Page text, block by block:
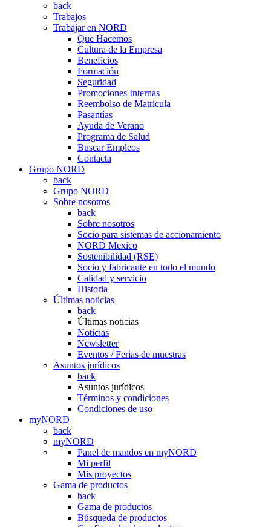
back
Trabajos
Trabajar en NORD
Que Hacemos
Cultura de la Empresa
Beneficios
Formación
Seguridad
Promociones Internas
Reembolso de Matricula
Pasantías
Ayuda de Verano
Programa de Salud
Buscar Empleos
Contacta
Grupo NORD
back
Grupo NORD
Sobre nosotros
back
Sobre nosotros
Socio para sistemas de accionamiento
NORD Mexico
Sostenibilidad (RSE)
Socio y fabricante en todo el mundo
Calidad y servicio
Historia
Últimas noticias
back
Últimas noticias
Noticias
Newsletter
Eventos / Ferias de muestras
Asuntos jurídicos
back
Asuntos jurídicos
Términos y condiciones
Condiciones de uso
myNORD
back
myNORD
Panel de mandos en myNORD
Mi perfil
Mis proyectos
Gama de productos
back
Gama de productos
Búsqueda de productos